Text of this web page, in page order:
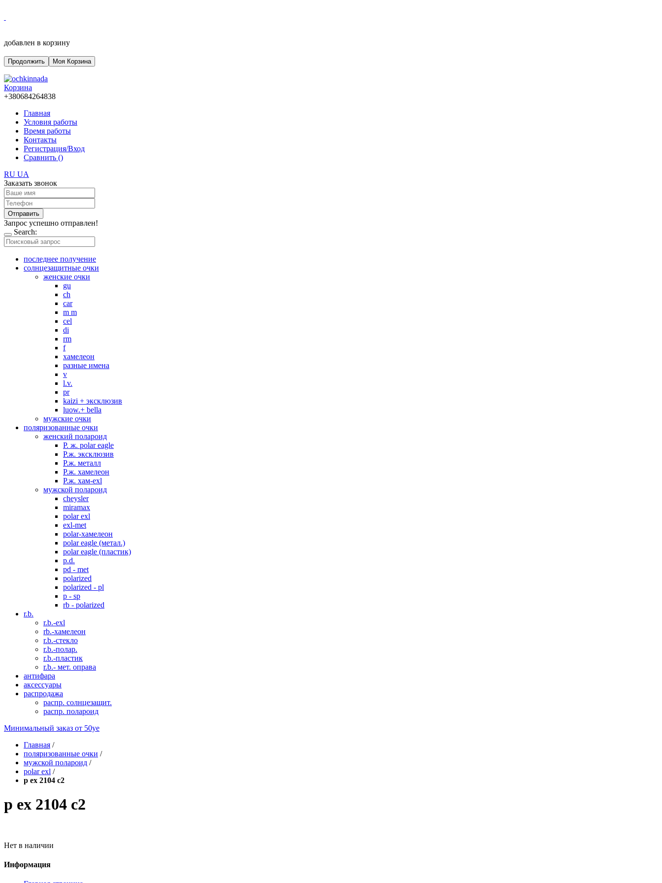
добавлен в корзину
Продолжить Моя Корзина
Корзина
+380684264838
Главная
Условия работы
Время работы
Контакты
Регистрация/Вход
Сравнить ()
RU UA
Заказать звонок
Отправить
Запрос успешно отправлен!
Search:
последнее получение
солнцезащитные очки
женские очки
gu
ch
car
m m
cel
di
rm
f
хамелеон
разные имена
v
l.v.
pr
kaizi + эксклюзив
luow.+ bella
мужские очки
поляризованные очки
женский полароид
P. ж. polar eagle
P.ж. эксклюзив
Р.ж. металл
P.ж. хамелеон
Р.ж. хам-exl
мужской полароид
cheysler
miramax
polar exl
exl-met
polar-хамелеон
polar eagle (метал.)
polar eagle (пластик)
p.d.
pd - met
polarized
polarized - pl
p - sp
rb - polarized
r.b.
r.b.-exl
rb.-хамелеон
r.b.-стекло
r.b.-полар.
r.b.-пластик
r.b.- мет. оправа
антифара
аксессуары
распродажа
распр. солнцезащит.
распр. полароид
Минимальный заказ от 50уе
Главная /
поляризованные очки /
мужской полароид /
polar exl /
p ex 2104 c2
p ex 2104 c2
Нет в наличии
Информация